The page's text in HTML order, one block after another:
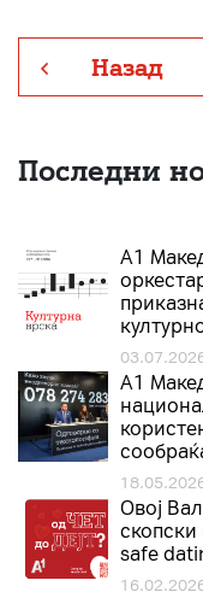
Назад
Последни
А1
A1
Овој
скопски
safe